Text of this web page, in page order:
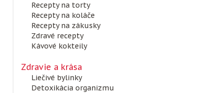
Recepty na torty
Recepty na koláče
Recepty na zákusky
Zdravé recepty
Kávové kokteily
Zdravie a krása
Liečivé bylinky
Detoxikácia organizmu